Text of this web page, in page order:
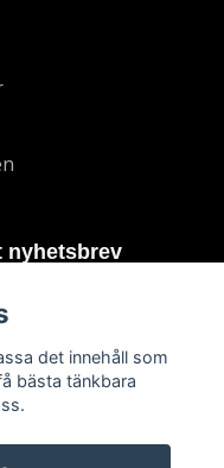
nyhetsbrev
det innehåll som
bästa tänkbara